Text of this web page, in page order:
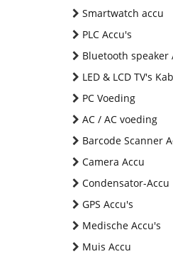
Smartwatch accu
PLC Accu's
Bluetooth speaker
LED & LCD TV's
PC Voeding
AC / AC voeding
Barcode Scanner
Camera Accu
Condensator-Accu
GPS Accu's
Medische Accu's
Muis Accu